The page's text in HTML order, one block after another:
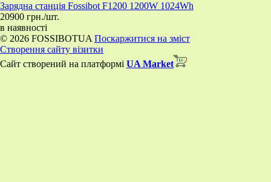
Зарядна станція Fossibot F1200 1200W 1024Wh
20900 грн./шт.
в наявності
© 2026 FOSSIBOTUA Поскаржитися на зміст
Створення сайту візитки
Сайт створений на платформі UA Market